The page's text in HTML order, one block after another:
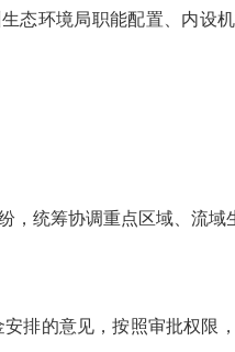
态环境局职能配置、内设
统筹协调重点区域、流域
排的意见，按照审批权限